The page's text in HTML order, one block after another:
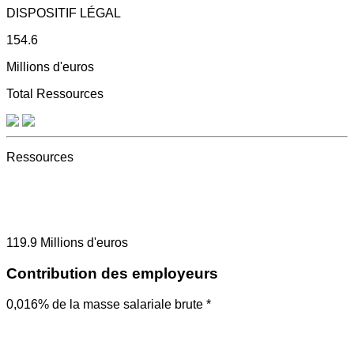
DISPOSITIF LÉGAL
154.6
Millions d'euros
Total Ressources
Ressources
119.9 Millions d'euros
Contribution des employeurs
0,016% de la masse salariale brute *